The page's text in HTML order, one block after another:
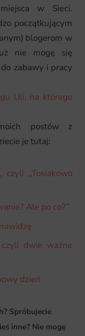
w Sieci.
początkującym
blogerom w
nie mogę się
zabawy i pracy
Uli, na którego
postów z
je tutaj:
„Tosiakowo
Ale po co?”
dwie ważne
dzień
Spróbujecie
inne? Nie mogę